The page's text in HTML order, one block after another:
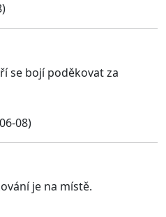
se bojí poděkovat za
08)
je na místě.